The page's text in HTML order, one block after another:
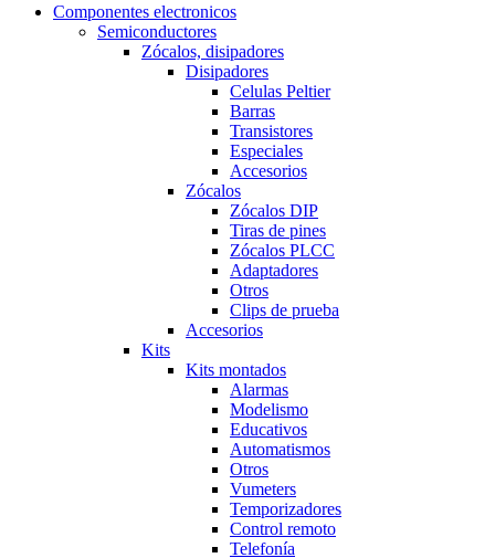
Componentes electronicos
Semiconductores
Zócalos, disipadores
Disipadores
Celulas Peltier
Barras
Transistores
Especiales
Accesorios
Zócalos
Zócalos DIP
Tiras de pines
Zócalos PLCC
Adaptadores
Otros
Clips de prueba
Accesorios
Kits
Kits montados
Alarmas
Modelismo
Educativos
Automatismos
Otros
Vumeters
Temporizadores
Control remoto
Telefonía